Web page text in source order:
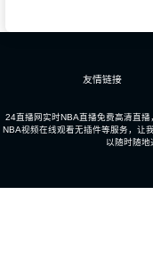
友情链接
24直播网实时NBA直播免费高清直播
NBA视频在线观看无插件等服务，让
以随时随地